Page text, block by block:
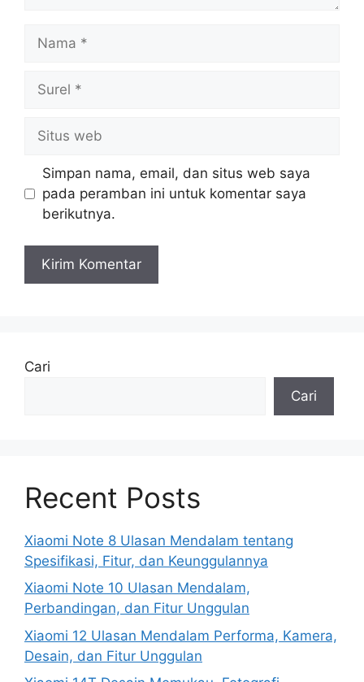
Nama
Surel
Situs
web
Simpan nama, email, dan situs web saya
pada peramban ini untuk komentar saya
berikutnya.
Cari
Cari
Recent Posts
Xiaomi Note 8 Ulasan Mendalam tentang
Spesifikasi, Fitur, dan Keunggulannya
Xiaomi Note 10 Ulasan Mendalam,
Perbandingan, dan Fitur Unggulan
Xiaomi 12 Ulasan Mendalam Performa, Kamera,
Desain, dan Fitur Unggulan